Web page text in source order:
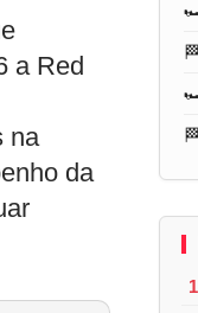
a Red
na
da
🏎️
🏎️